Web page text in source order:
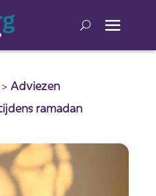
Adviezen
ramadan